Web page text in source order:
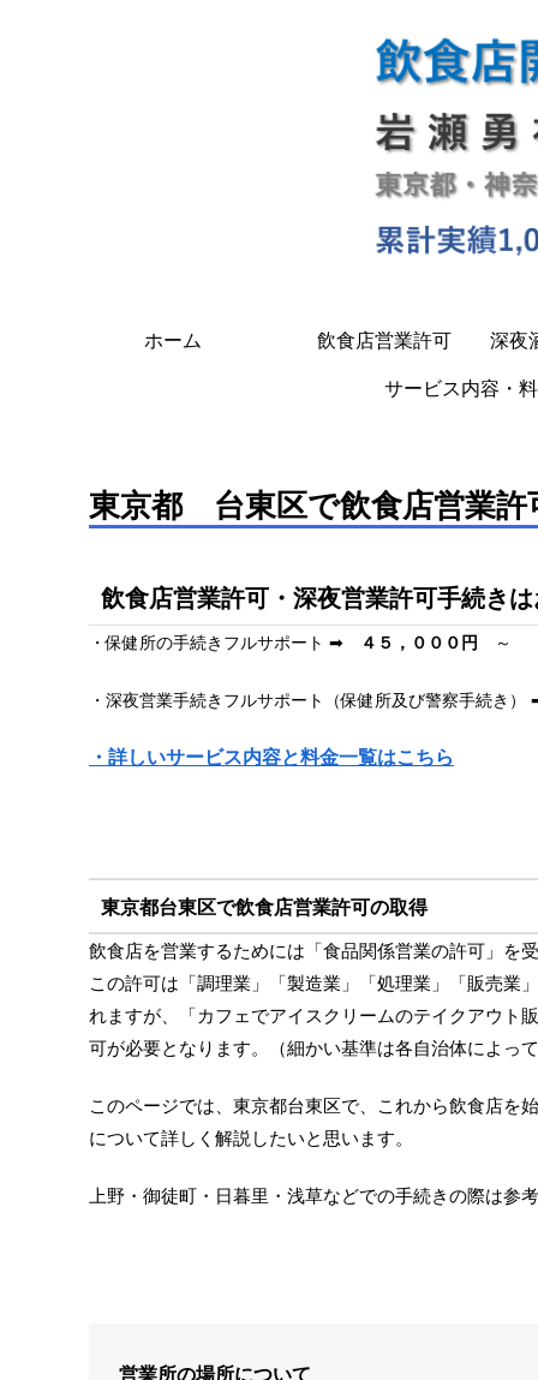
ホーム 飲食店営業許可 深夜
サービス内容・
東京都 台東区で飲食店営業許
飲食店営業許可・深夜営業許可手続き
・保健所の手続きフルサポート ➡ ４５，０００円 ～
・深夜営業手続きフルサポート（保健所及び警察手続き
・詳しいサービス内容と料金一覧はこちら
東京都台東区で飲食店営業許可の取得
飲食店を営業するためには「食品関係営業の許可」を
この許可は「調理業」「製造業」「処理業」「販売業
れますが、「カフェでアイスクリームのテイクアウト
可が必要となります。（細かい基準は各自治体によっ
このページでは、東京都台東区で、これから飲食店を
について詳しく解説したいと思います。
上野・御徒町・日暮里・浅草などでの手続きの際は参
営業所の場所について